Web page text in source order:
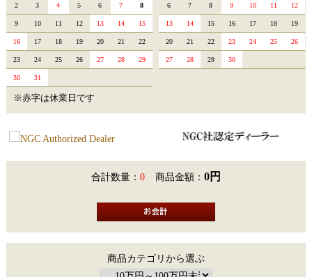
2 3 4 5 6 7 8
9 10 11 12 13 14 15
16 17 18 19 20 21 22
23 24 25 26 27 28 29
30 31
6 7 8 9 10 11 12
13 14 15 16 17 18 19
20 21 22 23 24 25 26
27 28 29 30
※赤字は休業日です
合計数量： 0 商品金額： 0円
商品カテゴリから選ぶ